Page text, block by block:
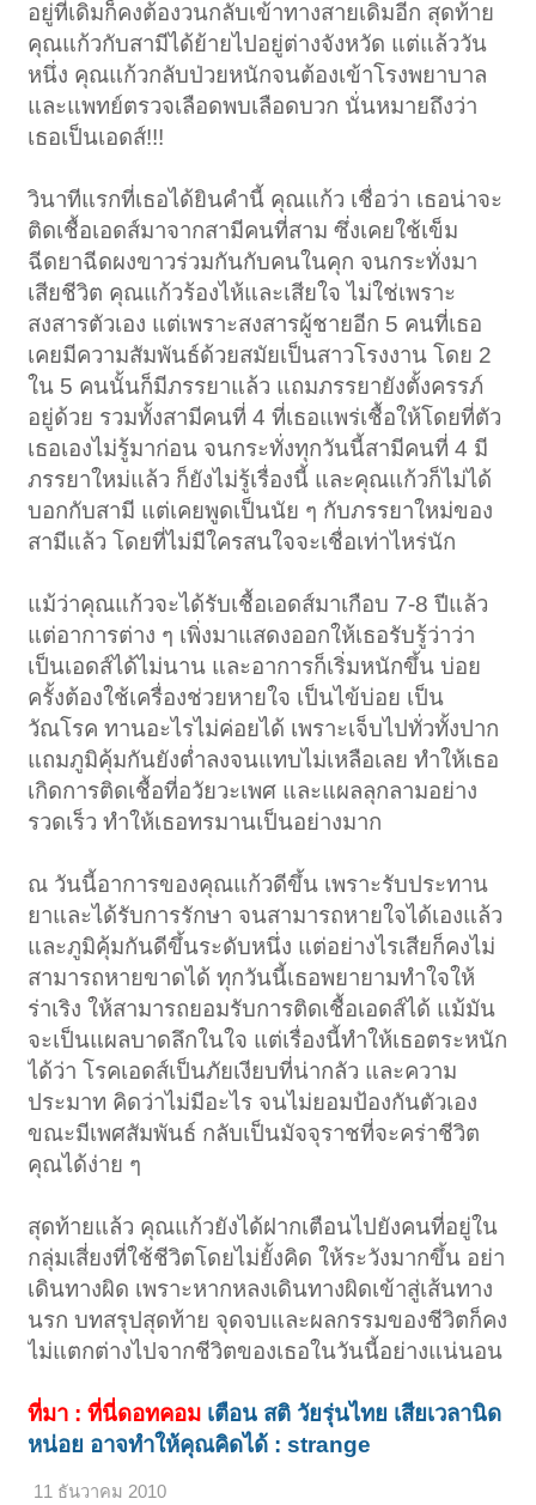
อยู่ที่เดิมก็คงต้องวนกลับเข้าทางสายเดิมอีก สุดท้าย
คุณแก้วกับสามีได้ย้ายไปอยู่ต่างจังหวัด แต่แล้ววัน
หนึ่ง คุณแก้วกลับป่วยหนักจนต้องเข้าโรงพยาบาล
และแพทย์ตรวจเลือดพบเลือดบวก นั่นหมายถึงว่า
เธอเป็นเอดส์!!!
วินาทีแรกที่เธอได้ยินคำนี้ คุณแก้ว เชื่อว่า เธอน่าจะ
ติดเชื้อเอดส์มาจากสามีคนที่สาม ซึ่งเคยใช้เข็ม
ฉีดยาฉีดผงขาวร่วมกันกับคนในคุก จนกระทั่งมา
เสียชีวิต คุณแก้วร้องไห้และเสียใจ ไม่ใช่เพราะ
สงสารตัวเอง แต่เพราะสงสารผู้ชายอีก 5 คนที่เธอ
เคยมีความสัมพันธ์ด้วยสมัยเป็นสาวโรงงาน โดย 2
ใน 5 คนนั้นก็มีภรรยาแล้ว แถมภรรยายังตั้งครรภ์
อยู่ด้วย รวมทั้งสามีคนที่ 4 ที่เธอแพร่เชื้อให้โดยที่ตัว
เธอเองไม่รู้มาก่อน จนกระทั่งทุกวันนี้สามีคนที่ 4 มี
ภรรยาใหม่แล้ว ก็ยังไม่รู้เรื่องนี้ และคุณแก้วก็ไม่ได้
บอกกับสามี แต่เคยพูดเป็นนัย ๆ กับภรรยาใหม่ของ
สามีแล้ว โดยที่ไม่มีใครสนใจจะเชื่อเท่าไหร่นัก
แม้ว่าคุณแก้วจะได้รับเชื้อเอดส์มาเกือบ 7-8 ปีแล้ว
แต่อาการต่าง ๆ เพิ่งมาแสดงออกให้เธอรับรู้ว่าว่า
เป็นเอดส์ได้ไม่นาน และอาการก็เริ่มหนักขึ้น บ่อย
ครั้งต้องใช้เครื่องช่วยหายใจ เป็นไข้บ่อย เป็น
วัณโรค ทานอะไรไม่ค่อยได้ เพราะเจ็บไปทั่วทั้งปาก
แถมภูมิคุ้มกันยังต่ำลงจนแทบไม่เหลือเลย ทำให้เธอ
เกิดการติดเชื้อที่อวัยวะเพศ และแผลลุกลามอย่าง
รวดเร็ว ทำให้เธอทรมานเป็นอย่างมาก
ณ วันนี้อาการของคุณแก้วดีขึ้น เพราะรับประทาน
ยาและได้รับการรักษา จนสามารถหายใจได้เองแล้ว
และภูมิคุ้มกันดีขึ้นระดับหนึ่ง แต่อย่างไรเสียก็คงไม่
สามารถหายขาดได้ ทุกวันนี้เธอพยายามทำใจให้
ร่าเริง ให้สามารถยอมรับการติดเชื้อเอดส์ได้ แม้มัน
จะเป็นแผลบาดลึกในใจ แต่เรื่องนี้ทำให้เธอตระหนัก
ได้ว่า โรคเอดส์เป็นภัยเงียบที่น่ากลัว และความ
ประมาท คิดว่าไม่มีอะไร จนไม่ยอมป้องกันตัวเอง
ขณะมีเพศสัมพันธ์ กลับเป็นมัจจุราชที่จะคร่าชีวิต
คุณได้ง่าย ๆ
สุดท้ายแล้ว คุณแก้วยังได้ฝากเตือนไปยังคนที่อยู่ใน
กลุ่มเสี่ยงที่ใช้ชีวิตโดยไม่ยั้งคิด ให้ระวังมากขึ้น อย่า
เดินทางผิด เพราะหากหลงเดินทางผิดเข้าสู่เส้นทาง
นรก บทสรุปสุดท้าย จุดจบและผลกรรมของชีวิตก็คง
ไม่แตกต่างไปจากชีวิตของเธอในวันนี้อย่างแน่นอน
ที่มา : ที่นี่ดอทคอม เตือน สติ วัยรุ่นไทย เสียเวลานิด
หน่อย อาจทำให้คุณคิดได้ : strange
11 ธันวาคม 2010